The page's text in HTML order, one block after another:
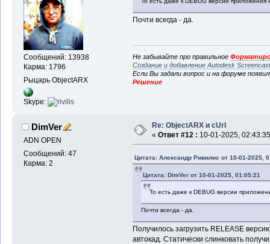
Сообщений: 13938
Карма: 1796
Рыцарь ObjectARX
Skype:
Почти всегда - да.
Не забывайте про правильное
Создание и добавление Autodesk
Если Вы задали вопрос и на форуме
Решение
DimVer
ADN OPEN
Сообщений: 47
Карма: 2
Re: ObjectARX и cUrl
« Ответ #12 : 10-01-2025,
Цитата: Александр Ривилис от 10-01-2025,
Цитата: DimVer от 10-01-2025, 01:05:21
То есть даже к DEBUG версии
Почти всегда - да.
Получилось загрузить RELEASE
автокад. Статически слинковать